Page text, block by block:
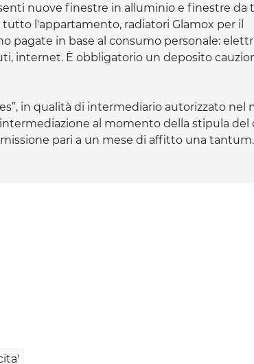
nuove finestre in alluminio e finestre da
l'appartamento, radiatori Glamox per il
pagate in base al consumo personale:
internet. È obbligatorio un deposito
in qualità di intermediario autorizzato nel
al momento della stipula
pari a un mese di affitto una tantum.